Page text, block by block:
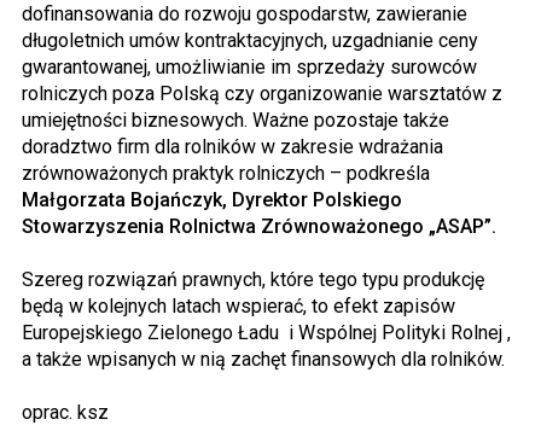
dofinansowania do rozwoju gospodarstw, zawieranie
długoletnich umów kontraktacyjnych, uzgadnianie ceny
gwarantowanej, umożliwianie im sprzedaży surowców
rolniczych poza Polską czy organizowanie warsztatów z
umiejętności biznesowych. Ważne pozostaje także
doradztwo firm dla rolników w zakresie wdrażania
zrównoważonych praktyk rolniczych – podkreśla
Małgorzata Bojańczyk, Dyrektor Polskiego
Stowarzyszenia Rolnictwa Zrównoważonego „ASAP”.
Szereg rozwiązań prawnych, które tego typu produkcję
będą w kolejnych latach wspierać, to efekt zapisów
Europejskiego Zielonego Ładu i Wspólnej Polityki Rolnej ,
a także wpisanych w nią zachęt finansowych dla rolników.
oprac. ksz